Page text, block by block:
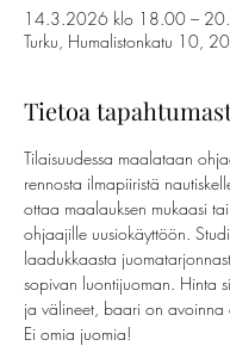
14.3.2026 klo 18.00 –
Turku, Humalistonkatu 10,
Tietoa
Tilaisuudessa maalataan
rennosta ilmapiiristä
ottaa maalauksen mukaasi
ohjaajille uusiokäyttöön.
laadukkaasta
sopivan luontijuoman. Hinta
ja välineet, baari on avoinna
Ei omia juomia!